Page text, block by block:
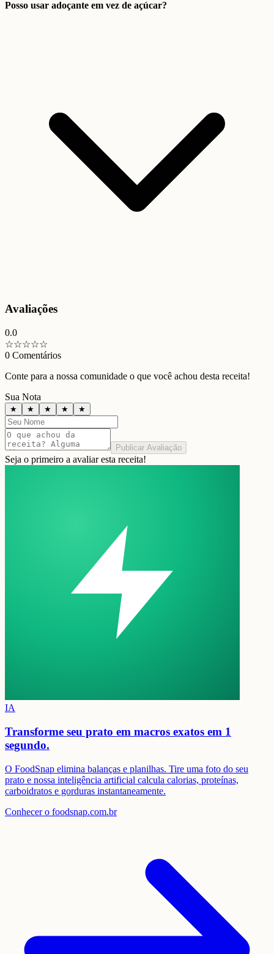
Posso usar adoçante em vez de açúcar?
Avaliações
0.0
☆☆☆☆☆
0 Comentários
Conte para a nossa comunidade o que você achou desta receita!
Sua Nota
★ ★ ★ ★ ★
Publicar Avaliação
Seja o primeiro a avaliar esta receita!
IA
Transforme seu prato em macros exatos em 1
segundo.
O FoodSnap elimina balanças e planilhas. Tire uma foto do seu
prato e nossa inteligência artificial calcula calorias, proteínas,
carboidratos e gorduras instantaneamente.
Conhecer o foodsnap.com.br